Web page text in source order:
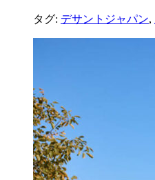
タグ: デサントジャパン,